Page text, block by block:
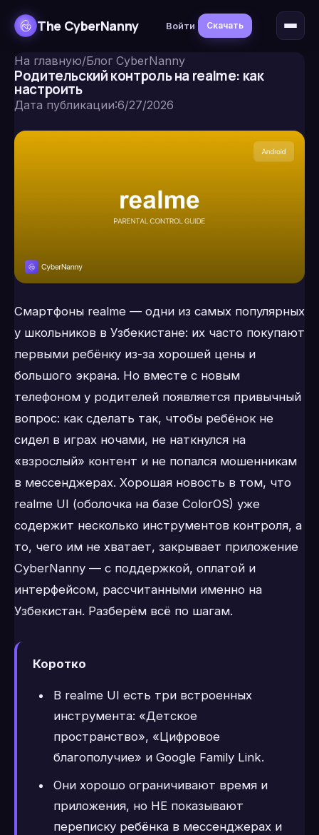
The CyberNanny Войти Скачать
На главную/Блог CyberNanny
Родительский контроль на realme: как
настроить
Дата публикации:6/27/2026
Смартфоны realme — одни из самых популярных
у школьников в Узбекистане: их часто покупают
первыми ребёнку из-за хорошей цены и
большого экрана. Но вместе с новым
телефоном у родителей появляется привычный
вопрос: как сделать так, чтобы ребёнок не
сидел в играх ночами, не наткнулся на
«взрослый» контент и не попался мошенникам
в мессенджерах. Хорошая новость в том, что
realme UI (оболочка на базе ColorOS) уже
содержит несколько инструментов контроля, а
то, чего им не хватает, закрывает приложение
CyberNanny — с поддержкой, оплатой и
интерфейсом, рассчитанными именно на
Узбекистан. Разберём всё по шагам.
Коротко
В realme UI есть три встроенных
инструмента: «Детское
пространство», «Цифровое
благополучие» и Google Family Link.
Они хорошо ограничивают время и
приложения, но НЕ показывают
переписку ребёнка в мессенджерах и